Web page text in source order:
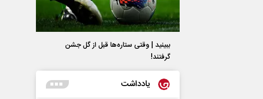
ببینید | وقتی ستاره‌ها قبل از گل جشن
گرفتند!
یادداشت